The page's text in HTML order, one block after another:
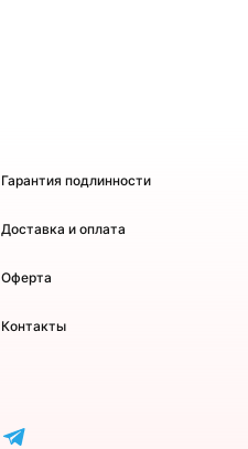
Гарантия подлинности
Доставка и оплата
Оферта
Контакты